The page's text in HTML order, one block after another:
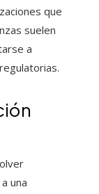
que
suelen
a
una